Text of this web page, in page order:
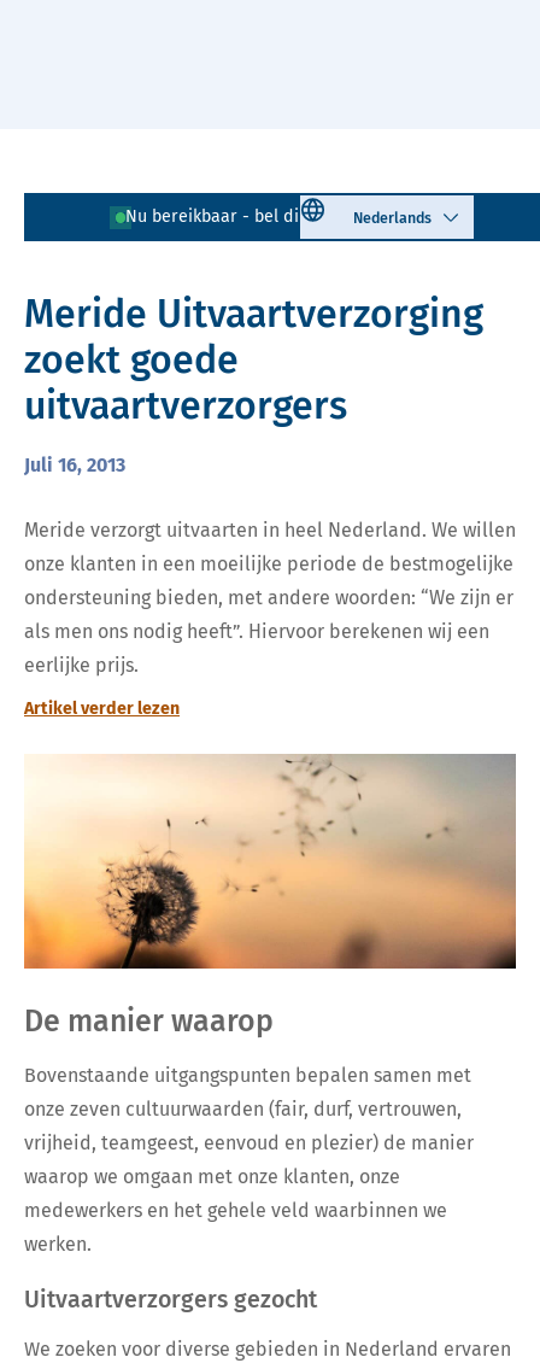
Nu bereikbaar - bel direct! 085 - 401 81 23
Select language
Lees voor Uitleg woorden
Simpele tekst
Meride Uitvaartverzorging
zoekt goede
uitvaartverzorgers
Juli 16, 2013
Meride verzorgt uitvaarten in heel Nederland. We willen
onze klanten in een moeilijke periode de bestmogelijke
ondersteuning bieden, met andere woorden: “We zijn er
als men ons nodig heeft”. Hiervoor berekenen wij een
eerlijke prijs.
Artikel verder lezen
De manier waarop
Bovenstaande uitgangspunten bepalen samen met
onze zeven cultuurwaarden (fair, durf, vertrouwen,
vrijheid, teamgeest, eenvoud en plezier) de manier
waarop we omgaan met onze klanten, onze
medewerkers en het gehele veld waarbinnen we
werken.
Uitvaartverzorgers gezocht
We zoeken voor diverse gebieden in Nederland ervaren